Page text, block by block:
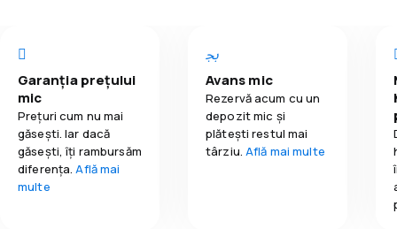
Garanția prețului
mic
Prețuri cum nu mai
găsești. Iar dacă
găseşti, îți rambursăm
diferența.Află mai
multe
Avans mic
Rezervă acum cu un
depozit mic și
plătești restul mai
târziu.Află mai multe